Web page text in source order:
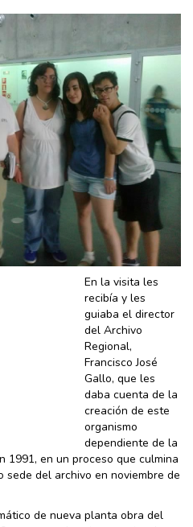
En la visita les
recibía y les
guiaba el director
del Archivo
Regional,
Francisco José
Gallo, que les
daba cuenta de la
creación de este
organismo
dependiente de la
1991, en un proceso que culmina
del archivo en noviembre de
de nueva planta obra del